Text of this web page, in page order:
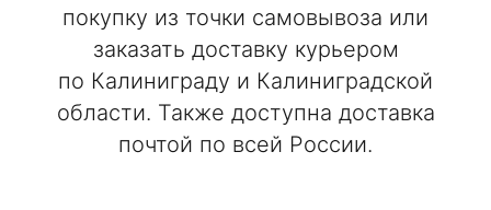
покупку из точки самовывоза или
заказать доставку курьером
по Калиниграду и Калиниградской
области. Также доступна доставка
почтой по всей России.